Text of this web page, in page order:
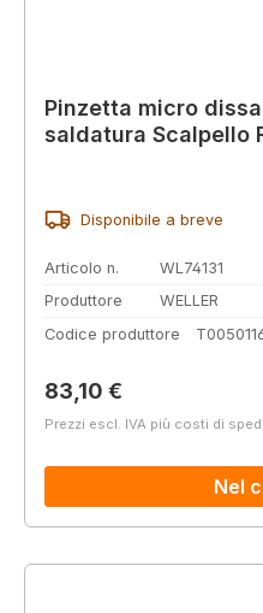
Pinzetta micro
saldatura Scalpello
Disponibile a breve
Articolo n.
WL74131
Produttore
WELLER
Codice produttore
Prezzo normale:
83,10 €
Prezzi escl. IVA più costi di
Nel